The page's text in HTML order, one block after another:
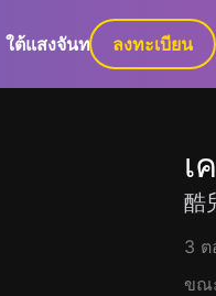
ใต้แสงจันทร์ GaLa+
ลงทะเบียน
เ
酷
3
ขณ